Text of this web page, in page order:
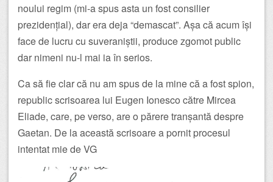
noului regim (mi-a spus asta un fost consilier
prezidențial), dar era deja “demascat”. Așa că acum își
face de lucru cu suveraniștii, produce zgomot public
dar nimeni nu-l mai ia în serios.
Ca să fie clar că nu am spus de la mine că a fost spion,
republic scrisoarea lui Eugen Ionesco către Mircea
Eliade, care, pe verso, are o părere tranșantă despre
Gaetan. De la această scrisoare a pornit procesul
intentat mie de VG